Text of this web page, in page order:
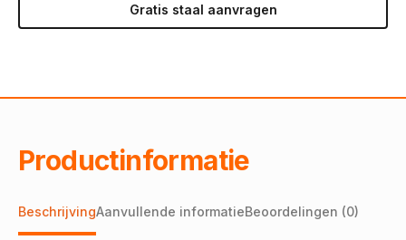
Gratis staal aanvragen
Productinformatie
BeschrijvingAanvullende informatieBeoordelingen (0)